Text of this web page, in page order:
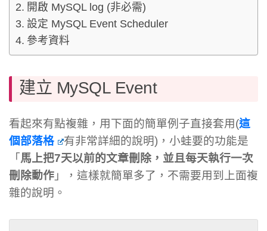
開啟 MySQL log (非必需)
設定 MySQL Event Scheduler
參考資料
建立 MySQL Event
看起來有點複雜，用下面的簡單例子直接套用(這
個部落格
有非常詳細的說明)，小蛙要的功能是
「 馬上把7天以前的文章刪除，並且每天執行一次
刪除動作 」，這樣就簡單多了，不需要用到上面複
雜的說明。